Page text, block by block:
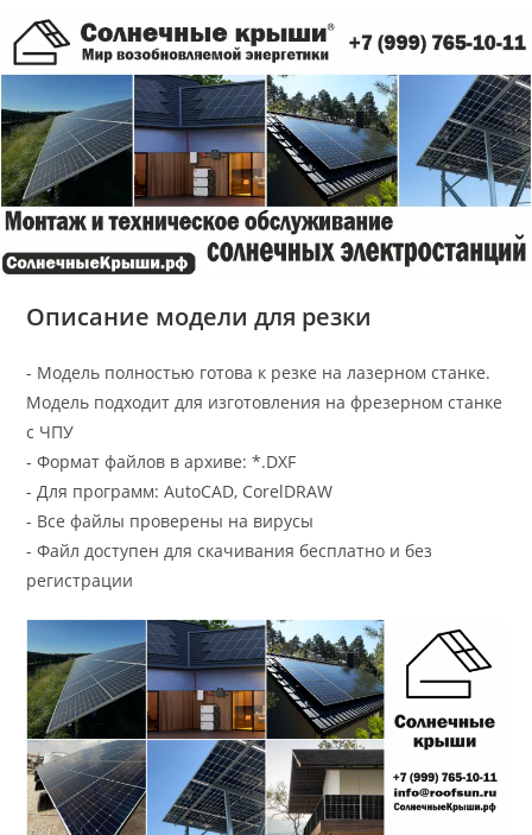
Описание модели для резки
- Модель полностью готова к резке на лазерном станке.
Модель подходит для изготовления на фрезерном станке
с ЧПУ
- Формат файлов в архиве: *.DXF
- Для программ: AutoCAD, CorelDRAW
- Все файлы проверены на вирусы
- Файл доступен для скачивания бесплатно и без
регистрации